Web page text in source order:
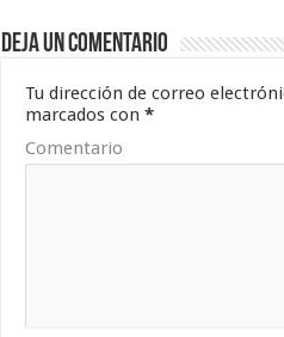
Deja un comentario
Tu dirección de correo
marcados con *
Comentario